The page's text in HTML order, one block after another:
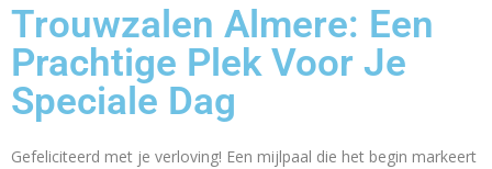
Trouwzalen Almere: Een
Prachtige Plek Voor Je
Speciale Dag
Gefeliciteerd met je verloving! Een mijlpaal die het begin markeert